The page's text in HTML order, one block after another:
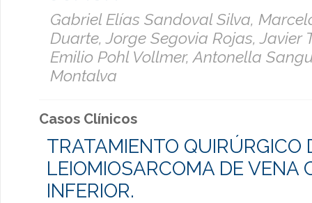
Gabriel Elías Sandoval Silva,
Duarte, Jorge Segovia Rojas, Javier
Emilio Pohl Vollmer, Antonella
Montalva
Casos Clínicos
TRATAMIENTO QUIRÚRGICO
LEIOMIOSARCOMA DE VENA
INFERIOR.